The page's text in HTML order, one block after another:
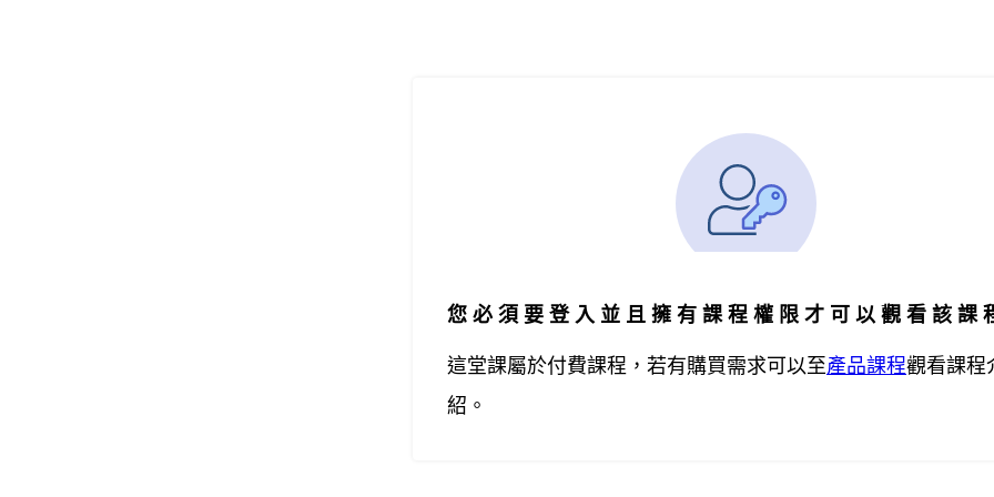
您必須要登入並且擁有課程權限才可以觀看該課
這堂課屬於付費課程， 若有購買需求可以至產品課程觀看課程
紹。